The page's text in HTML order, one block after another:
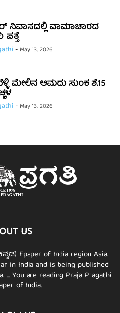
ನಿವಾಸದಲ್ಲಿ ವಾಮಾಚಾರದ
ಪತ್ತೆ
- May 13, 2026
ಮೇಲಿನ ಆಮದು ಸುಂಕ ಶೆ.15
- May 13, 2026
US
Epaper of India region Asia.
in India and is being published
You are reading Praja Pragathi
of India.